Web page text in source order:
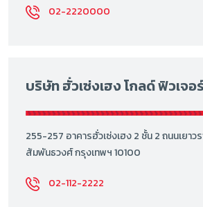
02-2220000
บริษัท ฮั่วเซ่งเฮง โกลด์ ฟิวเจ
255-257 อาคารฮั่วเซ่งเฮง 2 ชั้น 2 ถนนเยาว
สัมพันธวงศ์ กรุงเทพฯ 10100
02-112-2222